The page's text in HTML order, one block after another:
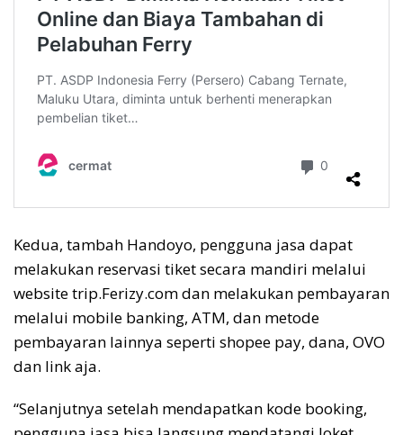
Kedua, tambah Handoyo, pengguna jasa dapat
melakukan reservasi tiket secara mandiri melalui
website trip.Ferizy.com dan melakukan pembayaran
melalui mobile banking, ATM, dan metode
pembayaran lainnya seperti shopee pay, dana, OVO
dan link aja.
“Selanjutnya setelah mendapatkan kode booking,